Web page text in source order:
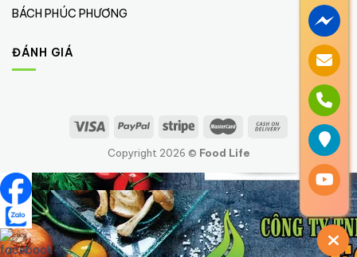
BÁCH PHÚC PHƯƠNG (1)
ĐÁNH GIÁ
Copyright 2026 © Food Life